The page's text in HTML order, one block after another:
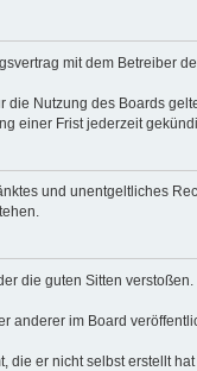
mit dem Betreiber
Nutzung des Boards
einer Frist jederzeit
und unentgeltliches
die guten Sitten
im Board
er nicht selbst erstellt